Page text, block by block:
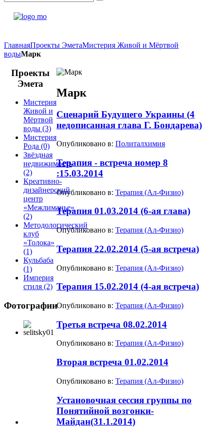
ГлавнаяПроекты ЭметаМистерия Живой и Мёртвой
водыМарк
Марк
Сценарий Будущего Украины (4
недописанная глава Г. Бондарева)
Опубликовано в: Политалхимия
Терапия - встреча номер 8
:15.03.2014
Опубликовано в: Терапия (Ал-Физио)
Терапия 01.03.2014 (6-ая глава)
Опубликовано в: Терапия (Ал-Физио)
Терапия 22.02.2014 (5-ая встреча)
Опубликовано в: Терапия (Ал-Физио)
Терапия 15.02.2014 (4-ая встреча)
Опубликовано в: Терапия (Ал-Физио)
Третья встреча 08.02.2014
Опубликовано в: Терапия (Ал-Физио)
Вторая встреча 01.02.2014
Опубликовано в: Терапия (Ал-Физио)
Установочная сессия группы по
Понятийной возгонки-
Майдан(31.1.2014)
Проекты
Эмета
Мистерия
Живой и
Мёртвой
воды (3)
Мистерия
Рода (0)
Звёздная
недвижимость
(2)
Креативно-
дизайнерский
центр
«Межлиманье»
(2)
Методологический
клуб
«Толока»
(1)
Кульбаба
(1)
Империя
стиля (2)
Фотографии